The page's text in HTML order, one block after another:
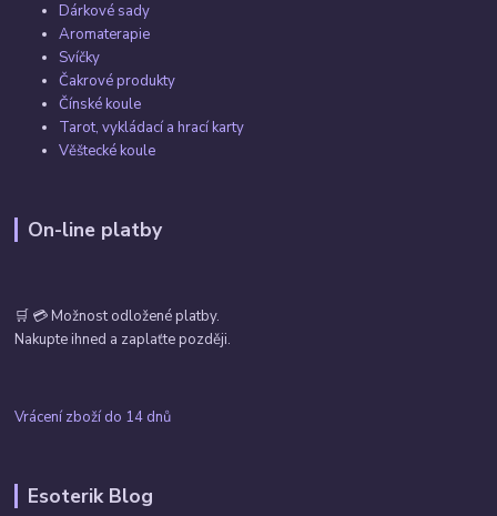
Dárkové sady
Aromaterapie
Svíčky
Čakrové produkty
Čínské koule
Tarot, vykládací a hrací karty
Věštecké koule
On-line platby
🛒 💳 Možnost odložené platby.
Nakupte ihned a zaplaťte později.
Vrácení zboží do 14 dnů
Esoterik Blog